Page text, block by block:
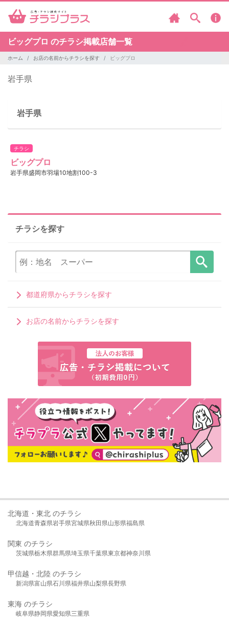
ビッグプロ のチラシ掲載店舗一覧
ホーム お店の名前からチラシを探す ビッグプロ
岩手県
岩手県
チラシ
ビッグプロ
岩手県盛岡市羽場10地割100-3
チラシを探す
都道府県からチラシを探す
お店の名前からチラシを探す
北海道・東北 のチラシ
北海道青森県岩手県宮城県秋田県山形県福島県
関東 のチラシ
茨城県栃木県群馬県埼玉県千葉県東京都神奈川県
甲信越・北陸 のチラシ
新潟県富山県石川県福井県山梨県長野県
東海 のチラシ
岐阜県静岡県愛知県三重県